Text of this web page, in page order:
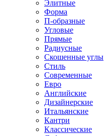
Элитные
Форма
П-образные
Угловые
Прямые
Радиусные
Скошенные углы
Стиль
Современные
Евро
Английские
Дизайнерские
Итальянские
Кантри
Классические